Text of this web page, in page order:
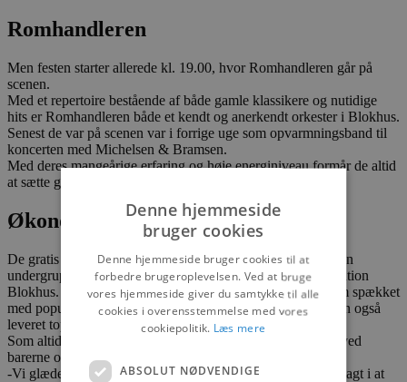
Romhandleren
Men festen starter allerede kl. 19.00, hvor Romhandleren går på
scenen.
Med et repertoire bestående af både gamle klassikere og nutidige
hits er Romhandleren både et kendt og anerkendt orkester i Blokhus.
Senest de var på scenen var i forrige uge som opvarmningsband til
koncerten med Michelsen & Bramsen.
Med deres mangeårige erfaring og høje energiniveau formår de altid
at sætte gang i enhver fest.
Økonomisk støtte
De gratis koncerter er arrangeret af Torvegruppen, som er en
undergruppe af frivillige under Erhvervsforeningen Destination
Blokhus. De har hele sommeren stået for et koncertprogram spækket
med populære navne, der ikke kun har vakt begejstring men også
leveret topunderholdning for de mange ferieglade gæster.
Som altid er det også de enestående frivillige, der står klar ved
barerne og skænker kølige fadøl i en lind strøm.
-Vi glæder os utrolig meget over alle de kræfter, der bliver lagt i at
Denne hjemmeside
bruger cookies
Denne hjemmeside bruger cookies til at
forbedre brugeroplevelsen. Ved at bruge
vores hjemmeside giver du samtykke til alle
cookies i overensstemmelse med vores
cookiepolitik. Læs mere
ABSOLUT NØDVENDIGE